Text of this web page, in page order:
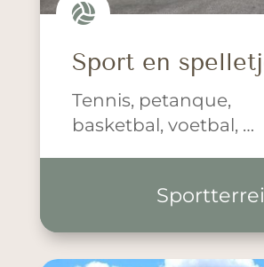

Sport en
Tennis, petanque,
basketbal, voetbal, …